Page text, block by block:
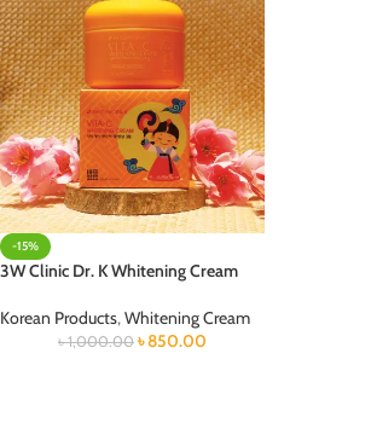
-15%
3W Clinic Dr. K Whitening Cream
Korean Products,Whitening Cream
৳1,000.00 ৳850.00